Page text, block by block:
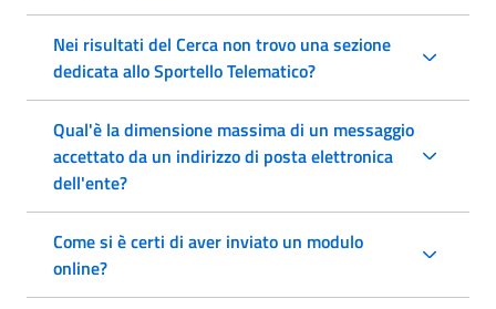
Nei risultati del Cerca non trovo una sezione
dedicata allo Sportello Telematico?
Qual'è la dimensione massima di un messaggio
accettato da un indirizzo di posta elettronica
dell'ente?
Come si è certi di aver inviato un modulo
online?